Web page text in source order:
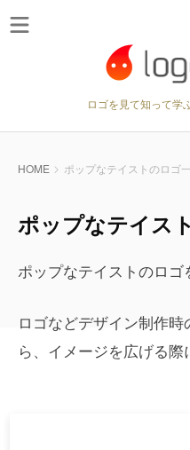
ロゴを見て知って学
HOME ポップなテイストのロゴ
ポップなテイス
ポップなテイストのロゴ
ロゴなどデザイン制作
ら、イメージを広げる際